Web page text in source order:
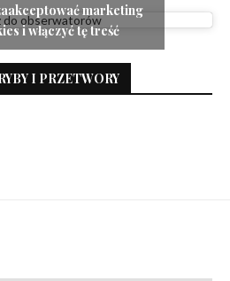
do obserwatorów
marketing
i włączyć tę treść
I PRZETWORY